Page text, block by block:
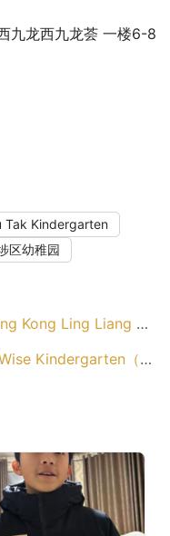
九龙西九龙荟 一楼6-8
Tak Kindergarten
区幼稚园
Wan Kindergarten（荃湾区幼稚园）
（元朗区幼稚园）